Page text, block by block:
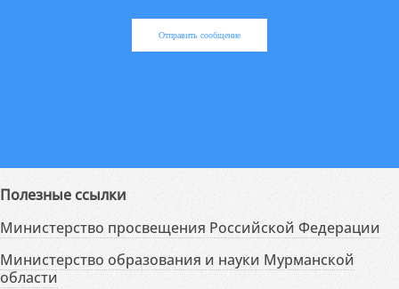
Отправить сообщение
Полезные ссылки
Министерство просвещения Российской Федерации
Министерство образования и науки Мурманской
области